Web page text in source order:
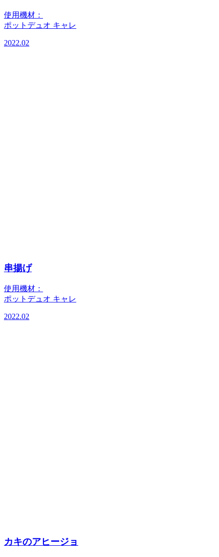
使用機材：
ポットデュオ キャレ
2022.02
串揚げ
使用機材：
ポットデュオ キャレ
2022.02
カキのアヒージョ